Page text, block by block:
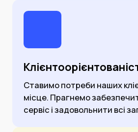
Ставимо потреби наших
місце. Прагнемо
сервіс і задовольнити всі